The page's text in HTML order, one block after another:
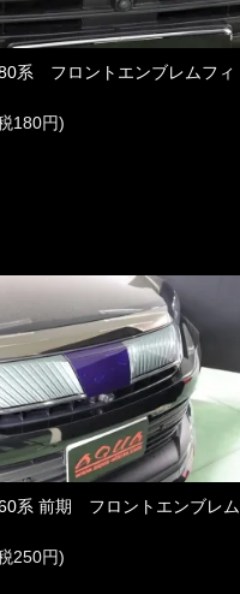
系 フロントエンブレムフィ
180円)
系 前期 フロントエンブレム
250円)